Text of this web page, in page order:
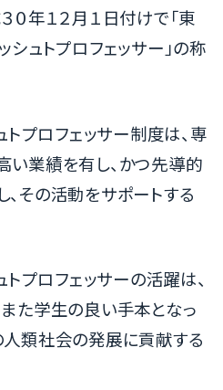
０年１２月１日付けで「東
シュトプロフェッサー」の称
トプロフェッサー制度は、専
い業績を有し、かつ先導的
その活動をサポートする
トプロフェッサーの活躍は、
た学生の良い手本となっ
類社会の発展に貢献する